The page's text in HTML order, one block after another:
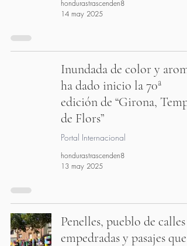
hondurastrascenden8
14 may 2025
Inundada de color y aroma
ha dado inicio la 70ª
edición de “Girona, Temps
de Flors”
Portal Internacional
hondurastrascenden8
13 may 2025
Penelles, pueblo de calles
empedradas y pasajes que